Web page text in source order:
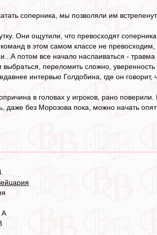
соперника, мы позволяли им
Они ощутили, что превосходят
в этом самом классе не
потом все начало наслаиваться -
переломить сложно, уверенность
интервью Голдобина, где он
в головах у игроков, рано
даже без Морозова пока, можно начать
А